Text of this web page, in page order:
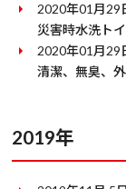
2020年01月29
災害時水洗ト
2020年01月29
清潔、無臭、
2019年